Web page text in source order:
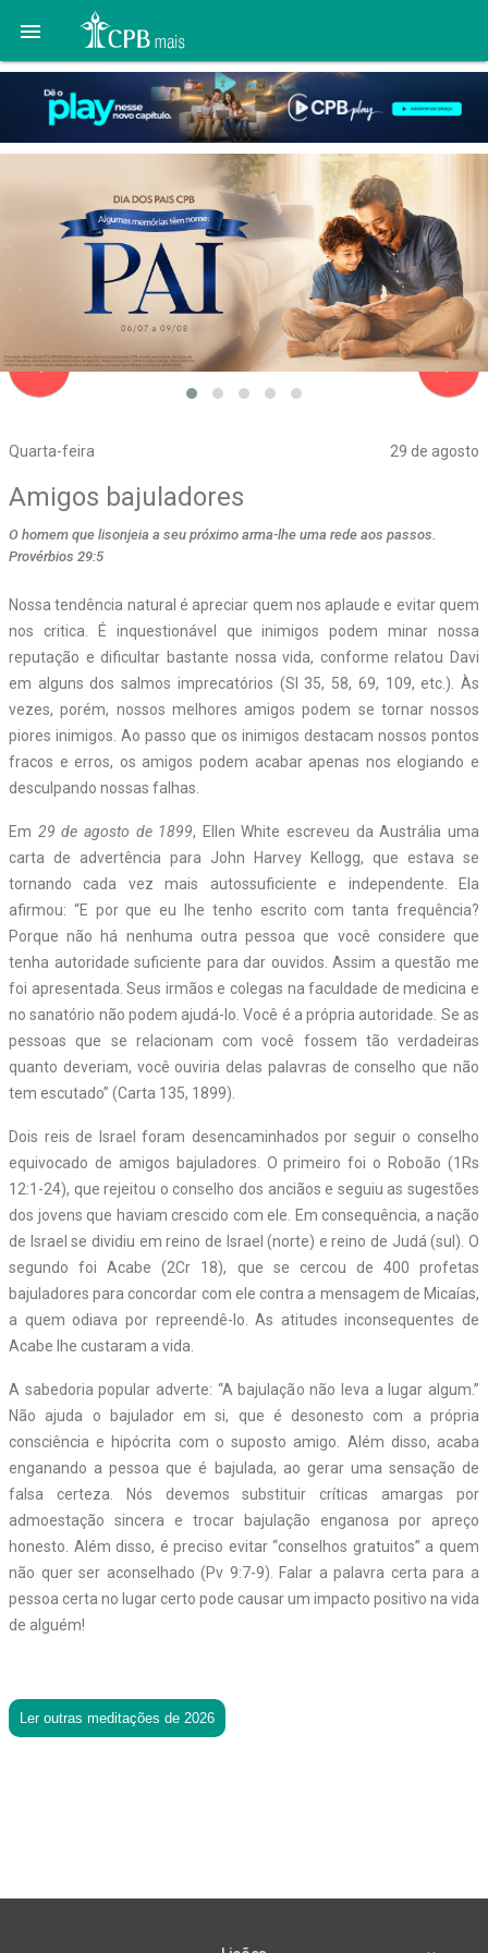

Quarta-feira 29 de agosto
navigate_before
Amigos bajuladores
O homem que lisonjeia a seu próximo arma-lhe uma rede aos passos.
Provérbios 29:5
Nossa tendência natural é apreciar quem nos aplaude e evitar quem
nos critica. É inquestionável que inimigos podem minar nossa
reputação e dificultar bastante nossa vida, conforme relatou Davi
em alguns dos salmos imprecatórios (Sl 35, 58, 69, 109, etc.). Às
vezes, porém, nossos melhores amigos podem se tornar nossos
piores inimigos. Ao passo que os inimigos destacam nossos pontos
fracos e erros, os amigos podem acabar apenas nos elogiando e
desculpando nossas falhas.
Em 29 de agosto de 1899, Ellen White escreveu da Austrália uma
carta de advertência para John Harvey Kellogg, que estava se
tornando cada vez mais autossuficiente e independente. Ela
afirmou: “E por que eu lhe tenho escrito com tanta frequência?
Porque não há nenhuma outra pessoa que você considere que
tenha autoridade suficiente para dar ouvidos. Assim a questão me
foi apresentada. Seus irmãos e colegas na faculdade de medicina e
no sanatório não podem ajudá-lo. Você é a própria autoridade. Se as
pessoas que se relacionam com você fossem tão verdadeiras
quanto deveriam, você ouviria delas palavras de conselho que não
tem escutado” (Carta 135, 1899).
Dois reis de Israel foram desencaminhados por seguir o conselho
equivocado de amigos bajuladores. O primeiro foi o Roboão (1Rs
12:1-24), que rejeitou o conselho dos anciãos e seguiu as sugestões
dos jovens que haviam crescido com ele. Em consequência, a nação
de Israel se dividiu em reino de Israel (norte) e reino de Judá (sul). O
segundo foi Acabe (2Cr 18), que se cercou de 400 profetas
bajuladores para concordar com ele contra a mensagem de Micaías,
a quem odiava por repreendê-lo. As atitudes inconsequentes de
Acabe lhe custaram a vida.
A sabedoria popular adverte: “A bajulação não leva a lugar algum.”
Não ajuda o bajulador em si, que é desonesto com a própria
consciência e hipócrita com o suposto amigo. Além disso, acaba
enganando a pessoa que é bajulada, ao gerar uma sensação de
falsa certeza. Nós devemos substituir críticas amargas por
admoestação sincera e trocar bajulação enganosa por apreço
honesto. Além disso, é preciso evitar “conselhos gratuitos” a quem
não quer ser aconselhado (Pv 9:7-9). Falar a palavra certa para a
pessoa certa no lugar certo pode causar um impacto positivo na vida
de alguém!
Ler outras meditações de 2026
navigate_next